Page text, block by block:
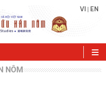
VI EN
NÔM